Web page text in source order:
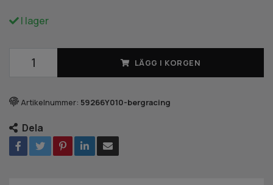
I lager
LÄGG I KORGEN
Artikelnummer: 59266Y010-bergracing
Dela